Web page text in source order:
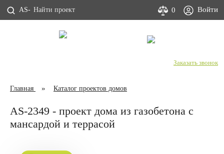
AS- 0 Войти
Заказать звонок
Главная Каталог проектов домов
AS-2349 - проект дома из газобетона с
мансардой и террасой